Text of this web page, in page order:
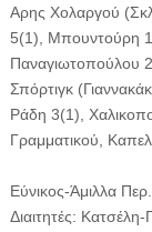
Αρης Χολαργού
5(1), Μπουντούρη
Παναγιωτοπούλου
Σπόρτιγκ
Ράδη 3(1),
Γραμματικού,
Εύνικος-Άμιλλα
Διαιτητές: